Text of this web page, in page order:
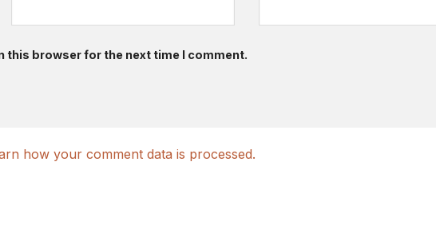
this browser for the next time I comment.
how your comment data is processed.